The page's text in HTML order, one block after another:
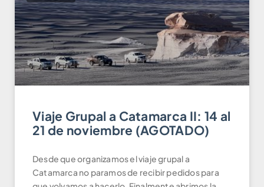
Viaje Grupal a Catamarca II: 14 al
21 de noviembre (AGOTADO)
Desde que organizamos el viaje grupal a
Catamarca no paramos de recibir pedidos para